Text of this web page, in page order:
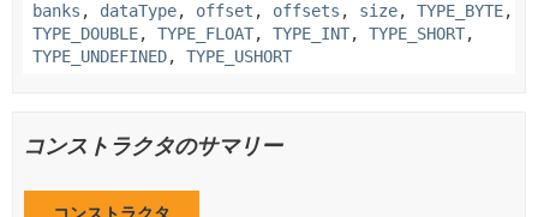
banks , dataType, offset , offsets , size, TYPE_BYTE,
TYPE_DOUBLE, TYPE_FLOAT, TYPE_INT, TYPE_SHORT,
TYPE_UNDEFINED, TYPE_USHORT
コンストラクタのサマリー